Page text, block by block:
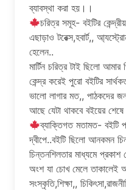
ব্যাবস্থা করা হয়।।
চরিত্র সমূহ- বইটির
এছাড়াও টরেক্স,হবার্ট,,
হেলেন..
মার্টিন চরিত্র টাই ছিলো
কেন্দ্র করেই পুরো বইটির
ভালো লাগার মত,, পাঠকদের
আছে যেটা থাকবে বইয়ের
ব্যাক্তিগত মতামত- বইটি
দ্বীপে..বইটি ছিলো আনকমন
চিন্তনশিলতার মাধ্যমে
অংশ যা চোখ মেলে তাকালেই
সংস্কৃতি,শিক্ষা,,